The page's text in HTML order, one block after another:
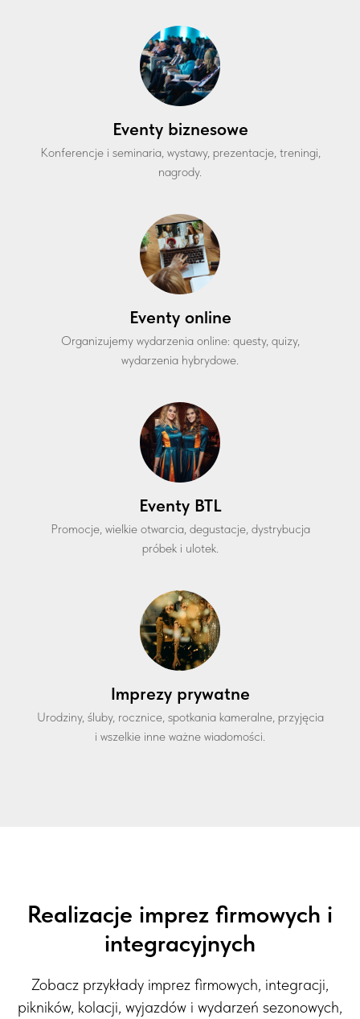
Eventy biznesowe
Konferencje i seminaria, wystawy, prezentacje, treningi,
nagrody.
Eventy online
Organizujemy wydarzenia online: questy, quizy,
wydarzenia hybrydowe.
Eventy BTL
Promocje, wielkie otwarcia, degustacje, dystrybucja
próbek i ulotek.
Imprezy prywatne
Urodziny, śluby, rocznice, spotkania kameralne, przyjęcia
i wszelkie inne ważne wiadomości.
Realizacje imprez firmowych i
integracyjnych
Zobacz przykłady imprez firmowych, integracji,
pikników, kolacji, wyjazdów i wydarzeń sezonowych,